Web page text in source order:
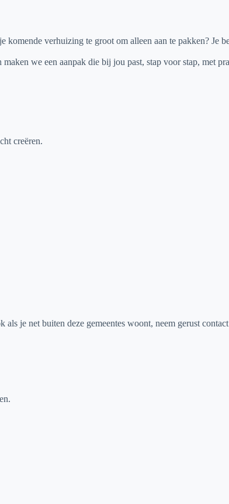
verhuizing te groot om alleen aan te pakken? Je
we een aanpak die bij jou past, stap voor stap, met
creëren.
je net buiten deze gemeentes woont, neem gerust